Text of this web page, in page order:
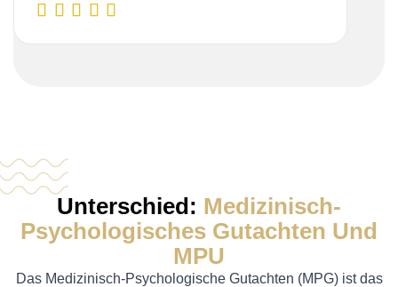
Unterschied: Medizinisch-
Psychologisches Gutachten Und
MPU
Das Medizinisch-Psychologische Gutachten (MPG) ist das